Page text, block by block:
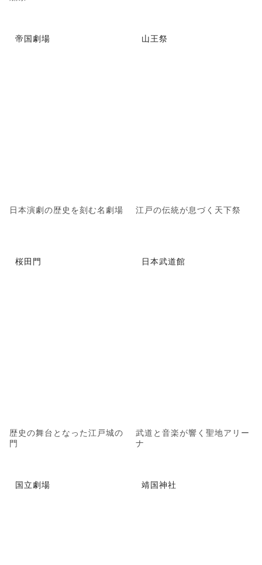
帝国劇場
日本演劇の歴史を刻む名劇場
山王祭
江戸の伝統が息づく天下祭
桜田門
歴史の舞台となった江戸城の
門
日本武道館
武道と音楽が響く聖地アリー
ナ
国立劇場 靖国神社